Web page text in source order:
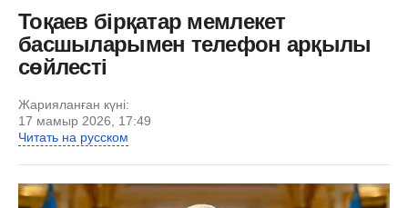
Тоқаев бірқатар мемлекет
басшыларымен телефон арқылы
сөйлесті
Жарияланған күні:
17 мамыр 2026, 17:49
Читать на русском